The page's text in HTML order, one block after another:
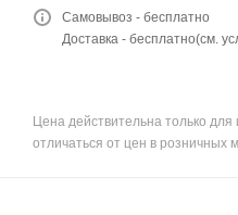
Самовывоз - бесплатно
Доставка - бесплатно(см.
Цена действительна только
отличаться от цен в розничных